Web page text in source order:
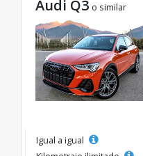
Audi Q3 o similar
Igual a igual